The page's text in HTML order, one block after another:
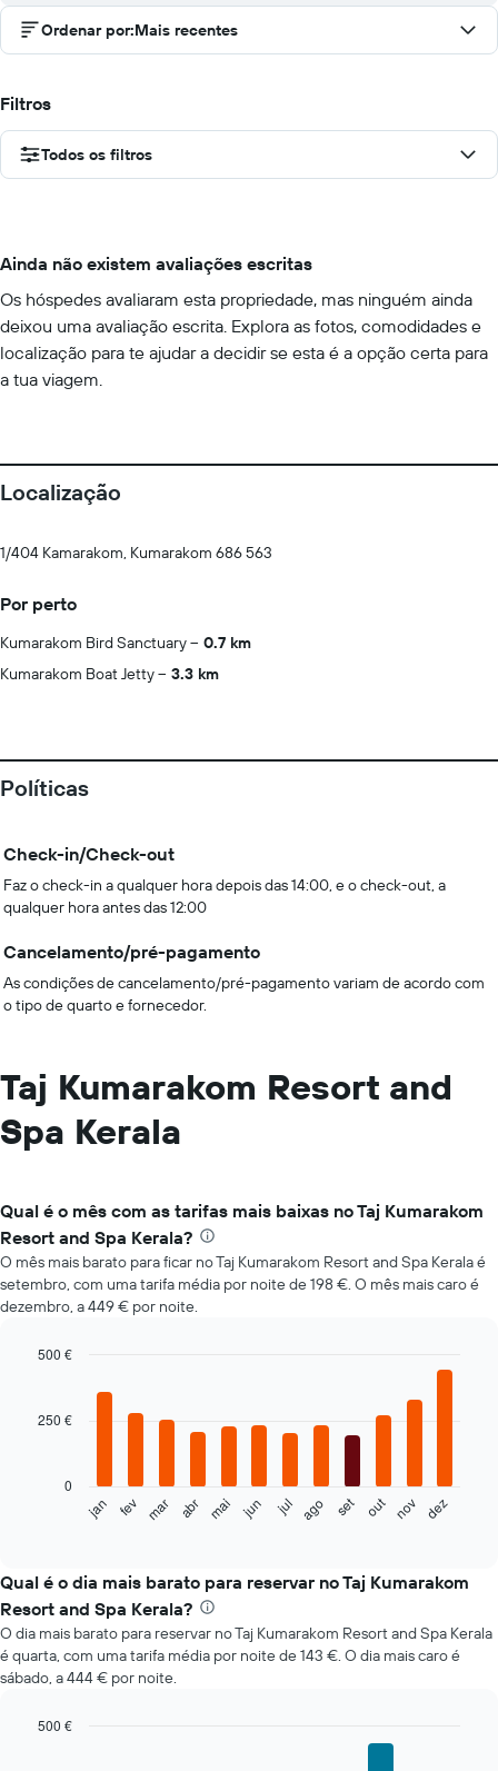
Ordenar por:Mais recentes
Filtros
Todos os filtros
Ainda não existem avaliações escritas
Os hóspedes avaliaram esta propriedade, mas ninguém ainda
deixou uma avaliação escrita. Explora as fotos, comodidades e
localização para te ajudar a decidir se esta é a opção certa para
a tua viagem.
Localização
1/404 Kamarakom, Kumarakom 686 563
Por perto
Kumarakom Bird Sanctuary
0.7 km
Kumarakom Boat Jetty
3.3 km
Políticas
Check-in/Check-out
Faz o check-in a qualquer hora depois das 14:00, e o check-out, a
qualquer hora antes das 12:00
Cancelamento/pré-pagamento
As condições de cancelamento/pré-pagamento variam de acordo com
o tipo de quarto e fornecedor.
Taj Kumarakom Resort and
Spa Kerala
Qual é o mês com as tarifas mais baixas no Taj Kumarakom
Resort and Spa Kerala?
O mês mais barato para ficar no Taj Kumarakom Resort and Spa Kerala é
setembro, com uma tarifa média por noite de 198 €. O mês mais caro é
dezembro, a 449 € por noite.
with
12
o
preço
médio
de
um
quarto
cada
jan fev mar abr mai jun jul ago set out nov dez
0
250 €
500 €
Qual é o dia mais barato para reservar no Taj Kumarakom
Resort and Spa Kerala?
O dia mais barato para reservar no Taj Kumarakom Resort and Spa Kerala
é quarta, com uma tarifa média por noite de 143 €. O dia mais caro é
sábado, a 444 € por noite.
500 €